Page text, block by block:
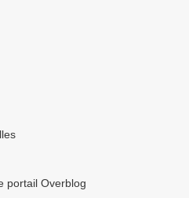
portail Overblog